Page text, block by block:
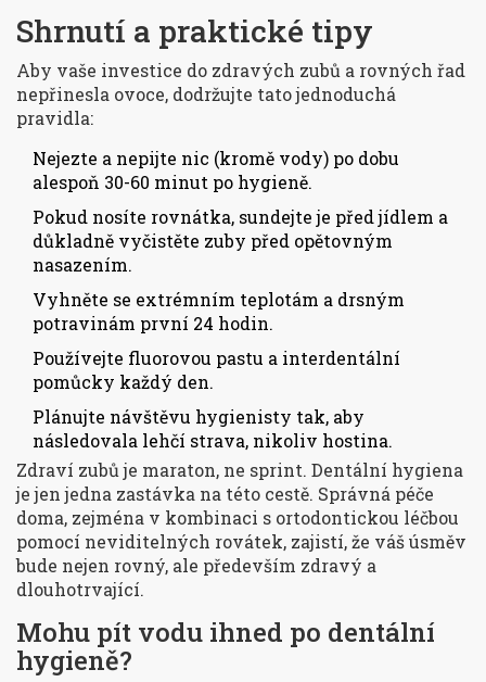
Shrnutí a praktické tipy
Aby vaše investice do zdravých zubů a rovných řad
nepřinesla ovoce, dodržujte tato jednoduchá
pravidla:
Nejezte a nepijte nic (kromě vody) po dobu
alespoň 30-60 minut po hygieně.
Pokud nosíte rovnátka, sundejte je před jídlem a
důkladně vyčistěte zuby před opětovným
nasazením.
Vyhněte se extrémním teplotám a drsným
potravinám první 24 hodin.
Používejte fluorovou pastu a interdentální
pomůcky každý den.
Plánujte návštěvu hygienisty tak, aby
následovala lehčí strava, nikoliv hostina.
Zdraví zubů je maraton, ne sprint. Dentální hygiena
je jen jedna zastávka na této cestě. Správná péče
doma, zejména v kombinaci s ortodontickou léčbou
pomocí neviditelných rovátek, zajistí, že váš úsměv
bude nejen rovný, ale především zdravý a
dlouhotrvající.
Mohu pít vodu ihned po dentální
hygieně?